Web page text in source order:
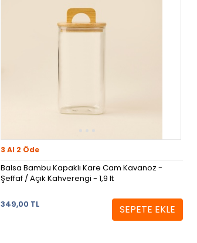
3 Al 2 Öde
Balsa Bambu Kapaklı Kare Cam Kavanoz -
Şeffaf / Açık Kahverengi - 1,9 lt
349,00 TL SEPETE EKLE